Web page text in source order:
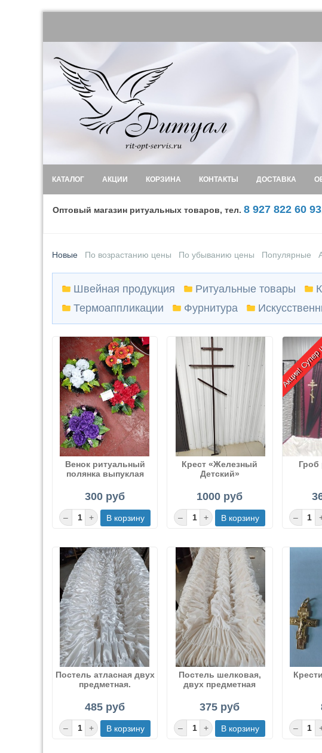
КАТАЛОГ АКЦИИ КОРЗИНА КОНТАКТЫ ДОСТАВКА
Оптовый магазин ритуальных товаров, тел. 8 927 822 60 93
Новые По возрастанию цены По убыванию цены Популярные
Швейная продукция Ритуальные товары
Термоаппликации
Фурнитура
Венок ритуальный
полянка выпуклая
300 руб
Крест «Железный
Детский»
1000 руб
Акция!
Гроб
Постель атласная двух
предметная.
485 руб
Постель шелковая,
двух предметная
375 руб